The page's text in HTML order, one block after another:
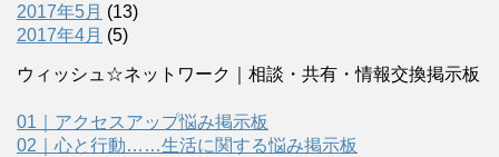
2017年5月 (13)
2017年4月 (5)
ウィッシュ☆ネットワーク｜相談・共有・情報交換掲示板
01｜アクセスアップ悩み掲示板
02｜心と行動……生活に関する悩み掲示板